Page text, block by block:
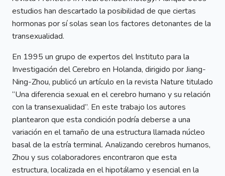
estudios han descartado la posibilidad de que ciertas
hormonas por sí solas sean los factores detonantes de la
transexualidad.
En 1995 un grupo de expertos del Instituto para la
Investigación del Cerebro en Holanda, dirigido por Jiang-
Ning-Zhou, publicó un artículo en la revista Nature titulado
“Una diferencia sexual en el cerebro humano y su relación
con la transexualidad”. En este trabajo los autores
plantearon que esta condición podría deberse a una
variación en el tamaño de una estructura llamada núcleo
basal de la estría terminal. Analizando cerebros humanos,
Zhou y sus colaboradores encontraron que esta
estructura, localizada en el hipotálamo y esencial en la